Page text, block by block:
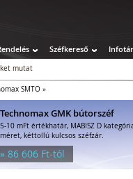
Széfkereső Infotár
mutat
SMTO »
Technomax GMK bútorszéf
5-10 mFt értékhatár, MABISZ D
méret, kéttollú kulcsos széfzár.
» 86 606 Ft-tól